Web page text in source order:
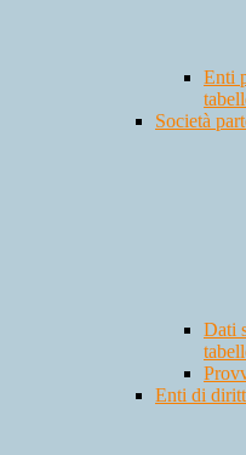
Enti
Società
Dati
Enti di